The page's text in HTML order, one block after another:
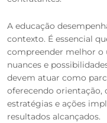
A educação
contexto. É essencial
compreender melhor o
nuances e
devem atuar como
oferecendo orientação,
estratégias e ações
resultados alcançados.